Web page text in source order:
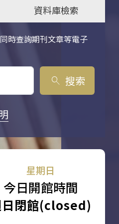
資料庫檢索
時查詢期刊文章等電子
search 搜索
星期日
今日開館時間
閉館(closed)